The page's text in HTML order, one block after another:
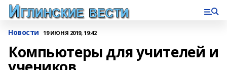
Новости 19 ИЮНЯ 2019, 19:42
Компьютеры для учителей и